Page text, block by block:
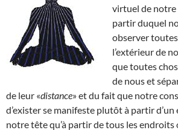
virtuel de notre
partir duquel
observer
l’extérieur de
que toutes
de nous et
de leur «distance» et du fait que notre
d’exister se manifeste plutôt à partir
notre tête qu’à partir de tous les endroits